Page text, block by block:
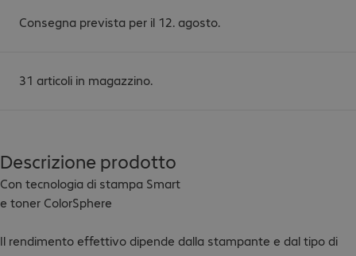
Consegna prevista per il 12. agosto.
31 articoli in magazzino.
Descrizione prodotto
Con tecnologia di stampa Smart
e toner ColorSphere
Il rendimento effettivo dipende dalla stampante e dal tipo di